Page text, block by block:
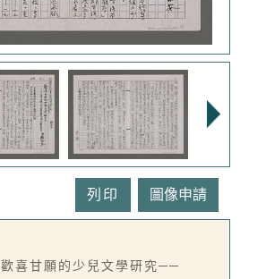
列印
歡喜甘願的少兒文學研究──